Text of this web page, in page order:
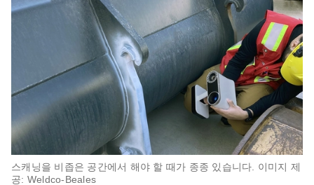
스캐닝을 비좁은 공간에서 해야 할 때가 종종 있습니다. 이미지 제
공: Weldco-Beales